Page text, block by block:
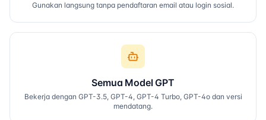
Gunakan langsung tanpa pendaftaran email atau login sosial.
Semua Model GPT
Bekerja dengan GPT-3.5, GPT-4, GPT-4 Turbo, GPT-4o dan versi
mendatang.